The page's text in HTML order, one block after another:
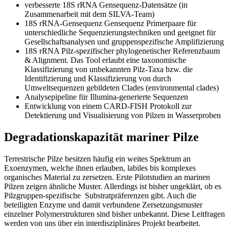
verbesserte 18S rRNA Gensequenz-Datensätze (in
Zusammenarbeit mit dem SILVA-Team)
18S rRNA-Gensequenz Gensequenz Primerpaare für
unterschiedliche Sequenzierungstechniken und geeignet für
Gesellschaftsanalysen und gruppenspezifische Amplifizierung
18S rRNA Pilz-spezifischer phylogenetischer Referenzbaum
& Alignment. Das Tool erlaubt eine taxonomische
Klassifizierung von unbekannten Pilz-Taxa bzw. die
Identifizierung und Klassifizierung von durch
Umweltsequenzen gebildeten Clades (environmental clades)
Analysepipeline für Illumina-generierte Sequenzen
Entwicklung von einem CARD-FISH Protokoll zur
Detektierung und Visualisierung von Pilzen in Wasserproben
Degradationskapazität mariner Pilze
Terrestrische Pilze besitzen häufig ein weites Spektrum an
Exoenzymen, welche ihnen erlauben, labiles bis komplexes
organisches Material zu zersetzen. Erste Pilotstudien an marinen
Pilzen zeigen ähnliche Muster. Allerdings ist bisher ungeklärt, ob es
Pilzgruppen-spezifische Substratpräferenzen gibt. Auch die
beteiligten Enzyme und damit verbundene Zersetzungsmuster
einzelner Polymerstrukturen sind bisher unbekannt. Diese Leitfragen
werden von uns über ein interdisziplinäres Projekt bearbeitet.